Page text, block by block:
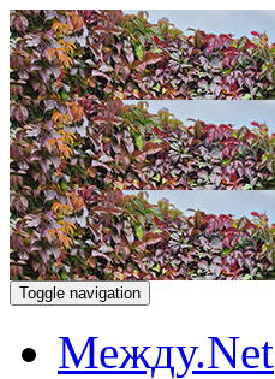
Toggle navigation
Между.Net